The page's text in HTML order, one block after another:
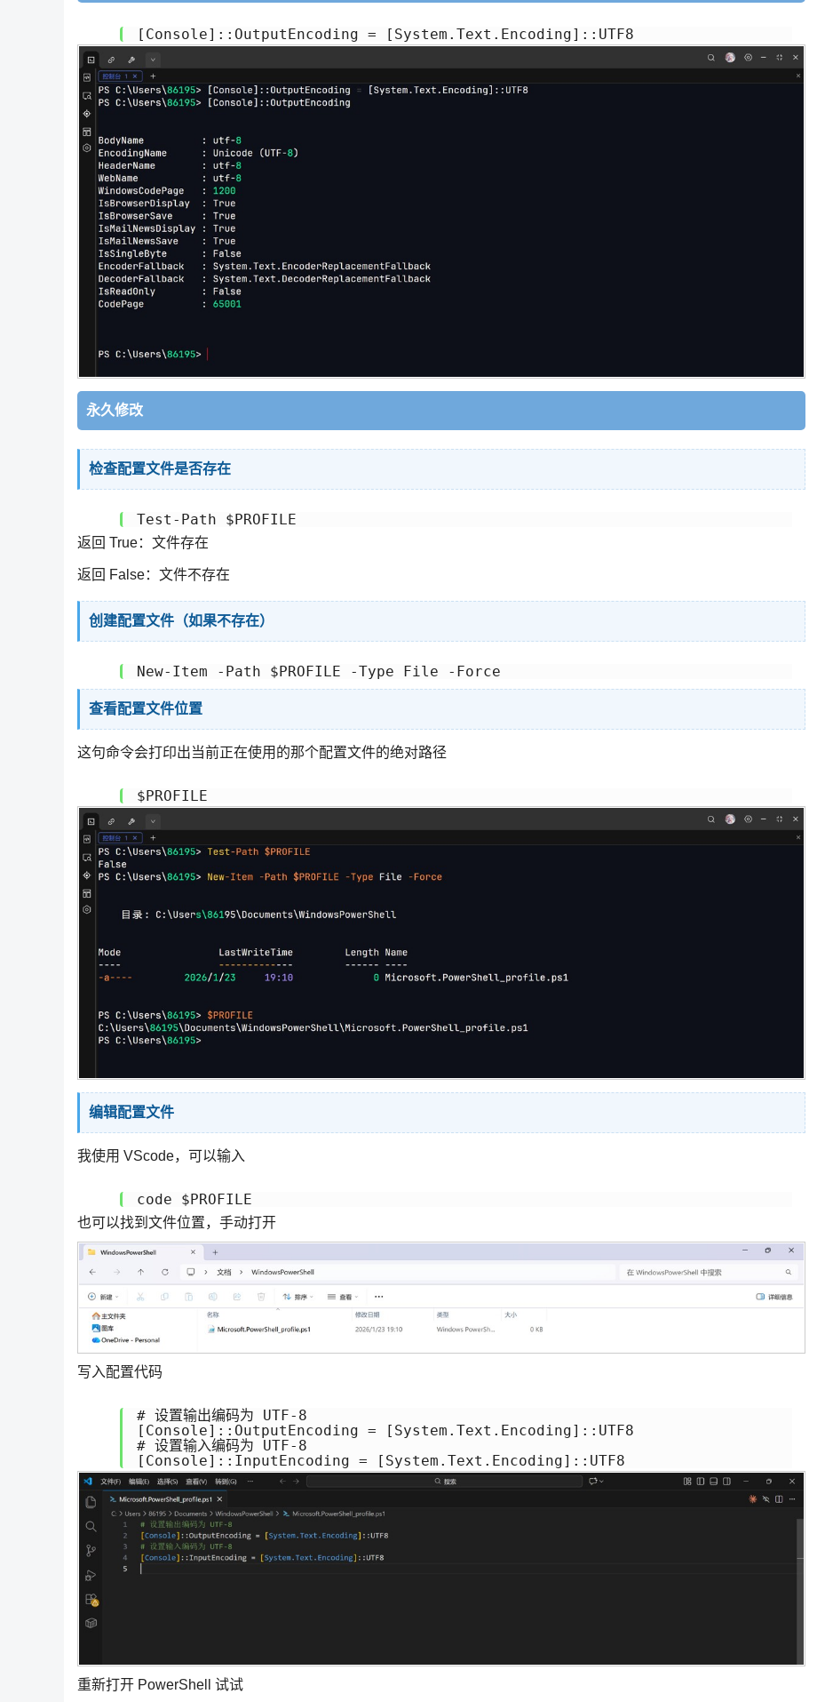
[Console]::OutputEncoding = [System.Text.Encoding]::UTF8
永久修改
检查配置文件是否存在
Test-Path $PROFILE
返回 True：文件存在
返回 False：文件不存在
创建配置文件（如果不存在）
New-Item -Path $PROFILE -Type File -Force
查看配置文件位置
这句命令会打印出当前正在使用的那个配置文件的绝对路径
$PROFILE
编辑配置文件
我使用 VScode，可以输入
code $PROFILE
也可以找到文件位置，手动打开
写入配置代码
# 设置输出编码为 UTF-8
[Console]::OutputEncoding = [System.Text.Encoding]::UTF8
# 设置输入编码为 UTF-8
[Console]::InputEncoding = [System.Text.Encoding]::UTF8
重新打开 PowerShell 试试